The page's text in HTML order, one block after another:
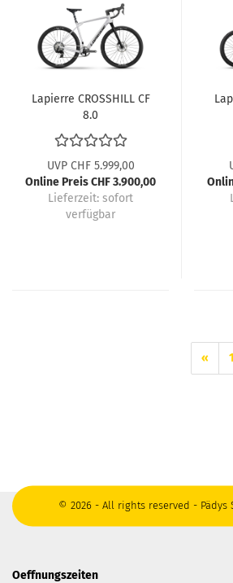
Lapierre CROSSHILL CF
8.0
UVP CHF 5.999,00
Online Preis CHF 3.900,00
Lieferzeit: sofort
verfügbar
« 1
© 2026 - All rights reserved - Pädys
Oeffnungszeiten